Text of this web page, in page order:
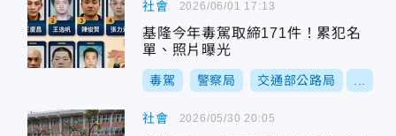
社會
基隆今年毒駕取締171件！累犯名
單、照片曝光
毒駕 警察局 交通部公路局
2026/06/01 17:13
社會 2026/05/30 20:05